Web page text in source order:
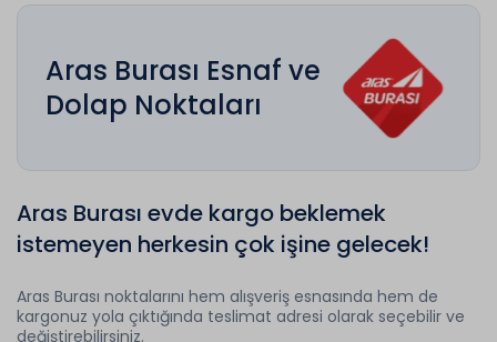
Aras Burası Esnaf ve
Dolap Noktaları
Aras Burası evde kargo beklemek
istemeyen herkesin çok işine gelecek!
Aras Burası noktalarını hem alışveriş esnasında hem de
kargonuz yola çıktığında teslimat adresi olarak seçebilir ve
değiştirebilirsiniz.